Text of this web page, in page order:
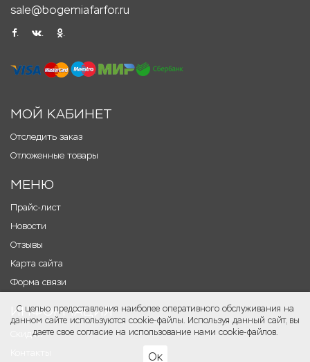
sale@bogemiafarfor.ru
.
МОЙ КАБИНЕТ
Отследить заказ
Отложенные товары
МЕНЮ
Прайс-лист
Новости
Отзывы
Карта сайта
Форма связи
ИНФОРМАЦИЯ
Скидки
С целью предоставления наиболее оперативного обслуживания на
данном сайте используются cookie-файлы. Используя данный сайт, вы
даете свое согласие на использование нами cookie-файлов.
Ок